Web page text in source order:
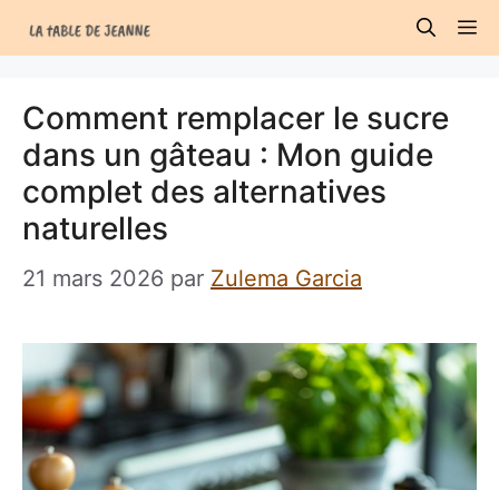
au
Comment remplacer le sucre
dans un gâteau : Mon guide
complet des alternatives
naturelles
21 mars 2026 par Zulema Garcia